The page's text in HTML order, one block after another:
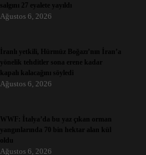
salgını 27 eyalete yayıldı
Ağustos 6, 2026
İranlı yetkili, Hürmüz Boğazı’nın İran’a
yönelik tehditler sona erene kadar
kapalı kalacağını söyledi
Ağustos 6, 2026
WWF: İtalya’da bu yaz çıkan orman
yangınlarında 70 bin hektar alan kül
oldu
Ağustos 6, 2026